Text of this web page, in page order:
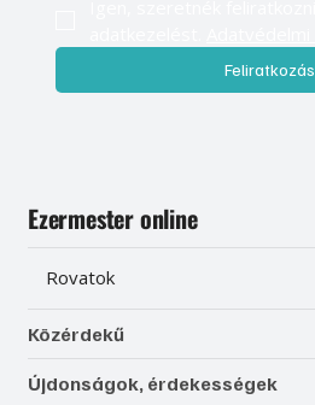
Feliratkozás
Ezermester online
Rovatok
Közérdekű
Újdonságok, érdekességek